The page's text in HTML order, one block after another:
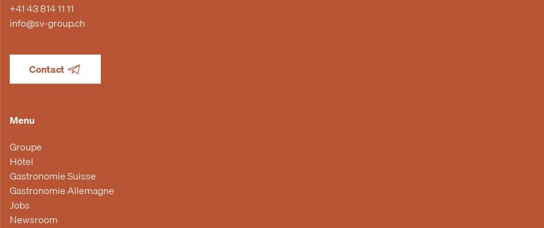
+41 43 814 11 11
info@sv-group.ch
Contact
Menu
Groupe
Hôtel
Gastronomie Suisse
Gastronomie Allemagne
Jobs
Newsroom